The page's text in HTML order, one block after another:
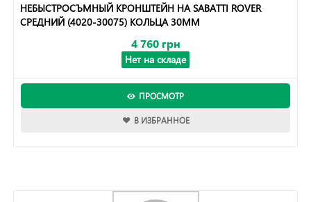
НЕБЫСТРОСЪМНЫЙ КРОНШТЕЙН НА SABATTI ROVER
СРЕДНИЙ (4020-30075) КОЛЬЦА 30ММ
4 760 грн
Нет на складе
ПРОСМОТР
В ИЗБРАННОЕ